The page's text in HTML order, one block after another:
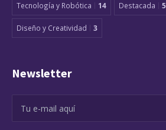
Tecnología y Robótica 14 Destacada 5
Diseño y Creatividad 3
Newsletter